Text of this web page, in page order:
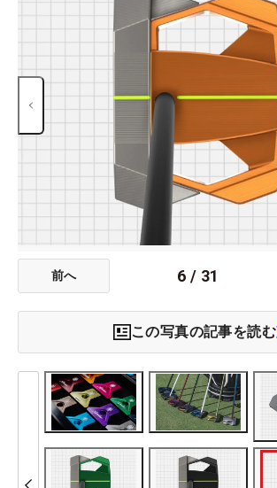
前へ 6 / 31
この写真の記事を読む